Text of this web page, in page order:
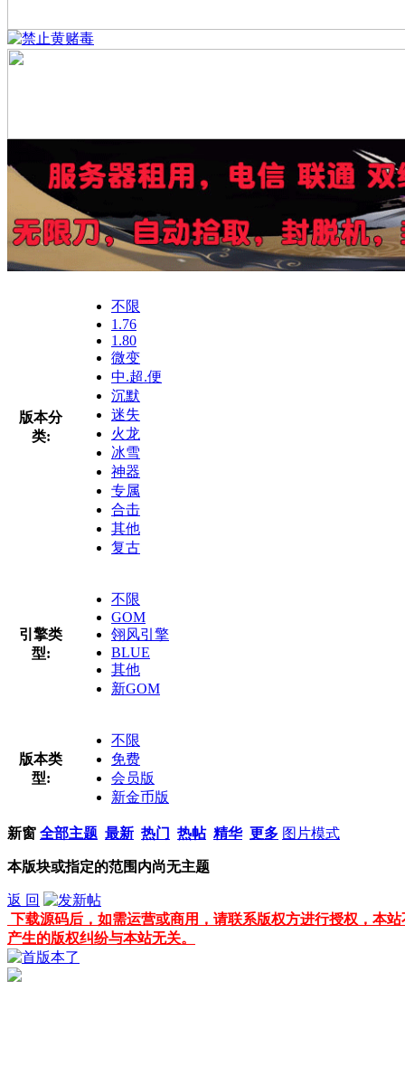
版本分
类:
不限
1.76
1.80
微变
中.超.便
沉默
迷失
火龙
冰雪
神器
专属
合击
其他
复古
引擎类
型:
不限
GOM
翎风引擎
BLUE
其他
新GOM
版本类
型:
不限
免费
会员版
新金币版
新窗 全部主题 最新 热门 热帖 精华 更多 图片模式
本版块或指定的范围内尚无主题
返 回
下载源码后，如需运营或商用，请联系版权方进行授权，本
产生的版权纠纷与本站无关。